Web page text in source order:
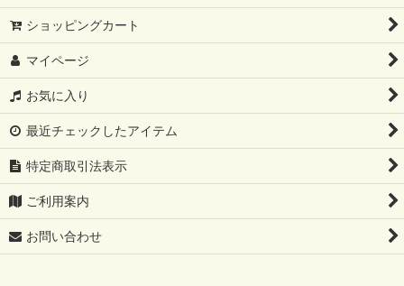
ショッピングカート
マイページ
お気に入り
最近チェックしたアイテム
特定商取引法表示
ご利用案内
お問い合わせ